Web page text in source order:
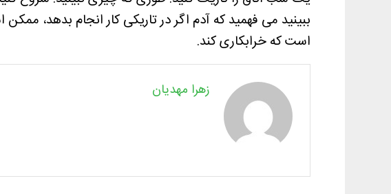
ببینید می فهمید که آدم اگر در تاریکی کار انجام بدهد،
است که خرابکاری کند.
زهرا مهدیان